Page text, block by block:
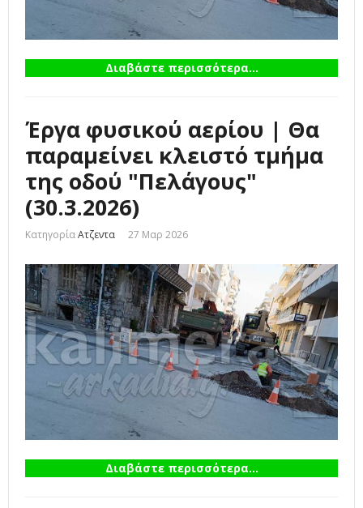
Διαβάστε περισσότερα...
Έργα φυσικού αερίου | Θα
παραμείνει κλειστό τμήμα
της οδού "Πελάγους"
(30.3.2026)
ΚατηγορίαΑτζεντα 27 Μαρ 2026
Διαβάστε περισσότερα...